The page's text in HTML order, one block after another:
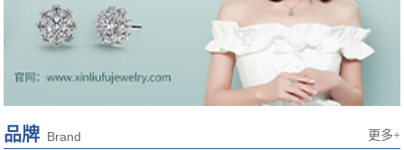
品牌 Brand 更多+